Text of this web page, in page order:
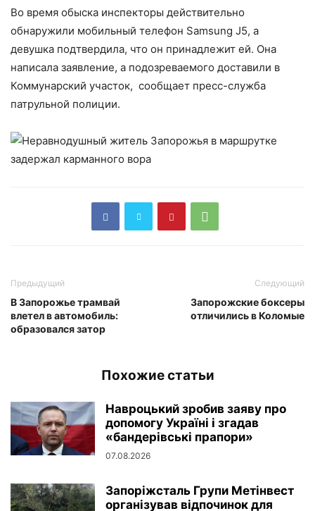
Во время обыска инспекторы действительно
обнаружили мобильный телефон Samsung J5, а
девушка подтвердила, что он принадлежит ей. Она
написала заявление, а подозреваемого доставили в
Коммунарский участок, сообщает пресс-служба
патрульной полиции.
Предыдущий
В Запорожье трамвай
влетел в автомобиль:
образовался затор
Следующий
Запорожские боксеры
отличились в Коломые
Похожие статьи
Навроцький зробив заяву про
допомогу Україні і згадав
«бандерівські прапори»
07.08.2026
Запоріжсталь Групи Метінвест
організував відпочинок для